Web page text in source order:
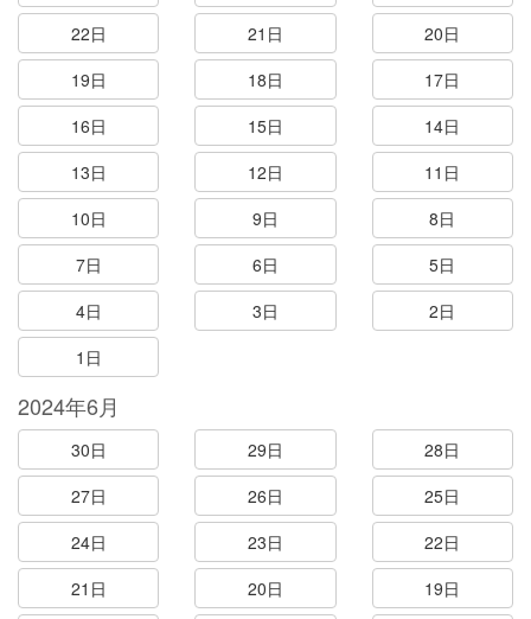
22日
21日
20日
19日
18日
17日
16日
15日
14日
13日
12日
11日
10日
9日
8日
7日
6日
5日
4日
3日
2日
1日
2024年6月
30日 29日
28日
27日
26日
25日
24日
23日
22日
21日
20日
19日